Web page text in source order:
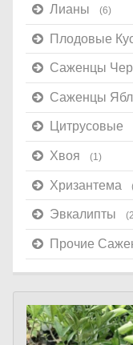
Лианы (6)
Плодовые
Саженцы
Саженцы
Цитрусовые
Хвоя (1)
Хризантема
Эвкалипты
Прочие